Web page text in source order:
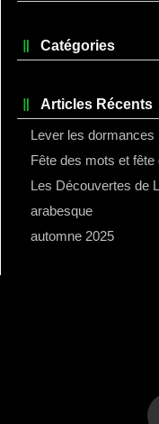
Catégories
Articles Récents
Lever les dormances
Fête des mots et
Les Découvertes de
arabesque
automne 2025